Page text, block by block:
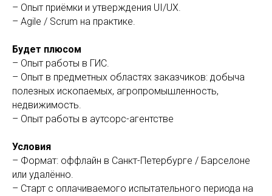
– Опыт приёмки и утверждения UI/UX.
– Agile / Scrum на практике.
Будет плюсом
– Опыт работы в ГИС.
– Опыт в предметных областях заказчиков: добыча
полезных ископаемых, агропромышленность,
недвижимость.
– Опыт работы в аутсорс-агентстве
Условия
– Формат: оффлайн в Санкт-Петербурге / Барселоне
или удалённо.
– Старт с оплачиваемого испытательного периода на